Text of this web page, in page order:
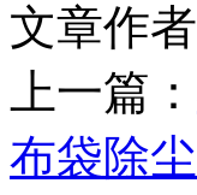
文章作
上一篇：
布袋除